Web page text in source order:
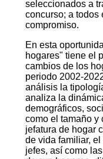
seleccionados a
concurso; a todos
compromiso.
En esta
hogares" tiene el
cambios de los
periodo 2002-
análisis la
analiza la
demográficos,
como el tamaño y
jefatura de hogar
de vida familiar,
jefes, así como